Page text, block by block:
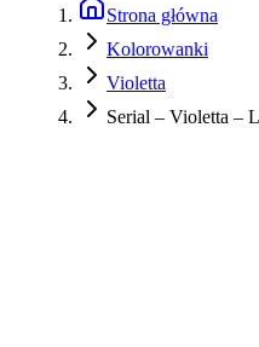
Strona główna
Kolorowanki
Violetta
Serial – Violetta –